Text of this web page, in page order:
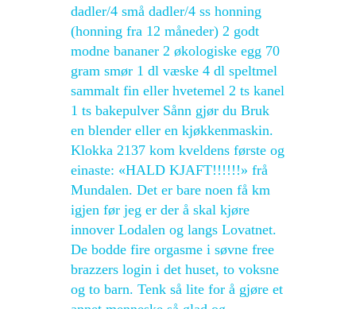
dadler/4 små dadler/4 ss honning
(honning fra 12 måneder) 2 godt
modne bananer 2 økologiske egg 70
gram smør 1 dl væske 4 dl speltmel
sammalt fin eller hvetemel 2 ts kanel
1 ts bakepulver Sånn gjør du Bruk
en blender eller en kjøkkenmaskin.
Klokka 2137 kom kveldens første og
einaste: «HALD KJAFT!!!!!!» frå
Mundalen. Det er bare noen få km
igjen før jeg er der å skal kjøre
innover Lodalen og langs Lovatnet.
De bodde fire orgasme i søvne free
brazzers login i det huset, to voksne
og to barn. Tenk så lite for å gjøre et